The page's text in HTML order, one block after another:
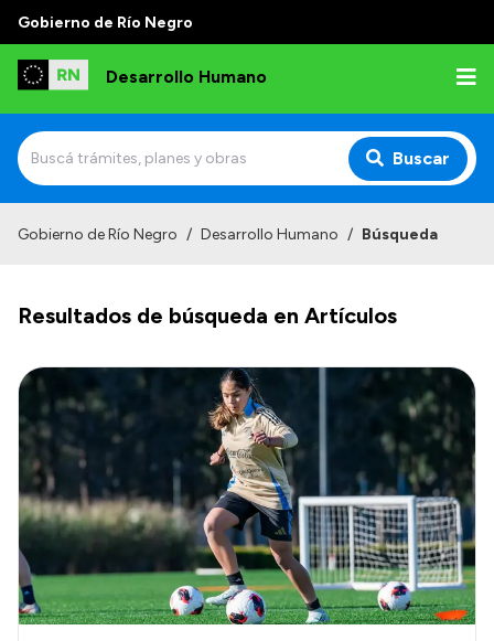
Gobierno de Río Negro
Desarrollo Humano
Buscar
Misión
Autoridades
Delegaciones
Normativa
Transparencia
Presupuesto
Boletín Oficial
Gobierno de Río Negro / Desarrollo Humano / Búsqueda
Resultados de búsqueda en Artículos